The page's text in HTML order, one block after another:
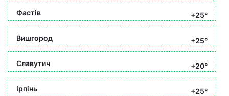
Фастів +25°
Вишгород +25°
Славутич +20°
Ірпінь
+25°